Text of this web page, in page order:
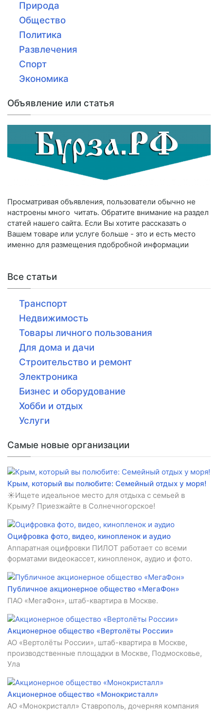
Природа
Общество
Политика
Развлечения
Спорт
Экономика
Объявление или статья
Просматривая объявления, пользователи обычно не
настроены много читать. Обратите внимание на раздел
статей нашего сайта. Если Вы хотите рассказать о
Вашем товаре или услуге больше - это и есть место
именно для размещения пдобробной информации
Все статьи
Транспорт
Недвижимость
Товары личного пользования
Для дома и дачи
Строительство и ремонт
Электроника
Бизнес и оборудование
Хобби и отдых
Услуги
Самые новые организации
Крым, который вы полюбите: Семейный отдых у моря!
☀️Ищете идеальное место для отдыха с семьей в
Крыму? Приезжайте в Солнечногорское!
Оцифровка фото, видео, кинопленок и аудио
Аппаратная оцифровки ПИЛОТ работает со всеми
форматами видеокассет, кинопленок, аудио и фото.
Публичное акционерное общество «МегаФон»
ПАО «МегаФон», штаб-квартира в Москве.
Акционерное общество «Вертолёты России»
АО «Вертолёты России», штаб-квартира в Москве,
производственные площадки в Москве, Подмосковье,
Ула
Акционерное общество «Монокристалл»
АО «Монокристалл» Ставрополь, дочерняя компания